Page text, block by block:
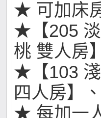
★ 可加床
★【205
桃 雙人房】
★【103
四人房】
★ 每加一